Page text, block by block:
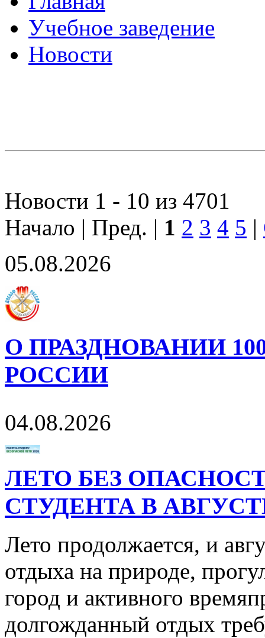
Учебное заведение
Новости
Новости 1 - 10 из 4701
Начало | Пред. | 1 2 3 4 5 |
05.08.2026
О ПРАЗДНОВАНИИ
РОССИИ
04.08.2026
ЛЕТО БЕЗ
СТУДЕНТА В
Лето продолжается, и
отдыха на природе,
город и активного
долгожданный отдых